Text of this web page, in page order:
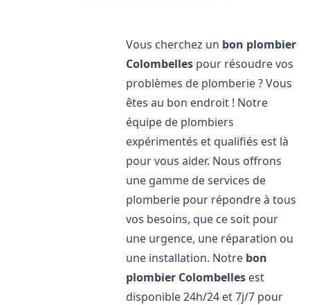
Vous cherchez un bon plombier
Colombelles pour résoudre vos
problèmes de plomberie ? Vous
êtes au bon endroit ! Notre
équipe de plombiers
expérimentés et qualifiés est là
pour vous aider. Nous offrons
une gamme de services de
plomberie pour répondre à tous
vos besoins, que ce soit pour
une urgence, une réparation ou
une installation. Notre bon
plombier Colombelles est
disponible 24h/24 et 7j/7 pour